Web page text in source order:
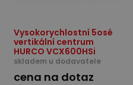
Vysokorychlostní 5osé
vertikální centrum
HURCO VCX600HSi
skladem u dodavatele
cena na dotaz